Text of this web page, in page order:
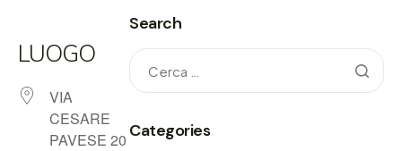
LUOGO
VIA
CESARE
PAVESE 20
Search
Categories